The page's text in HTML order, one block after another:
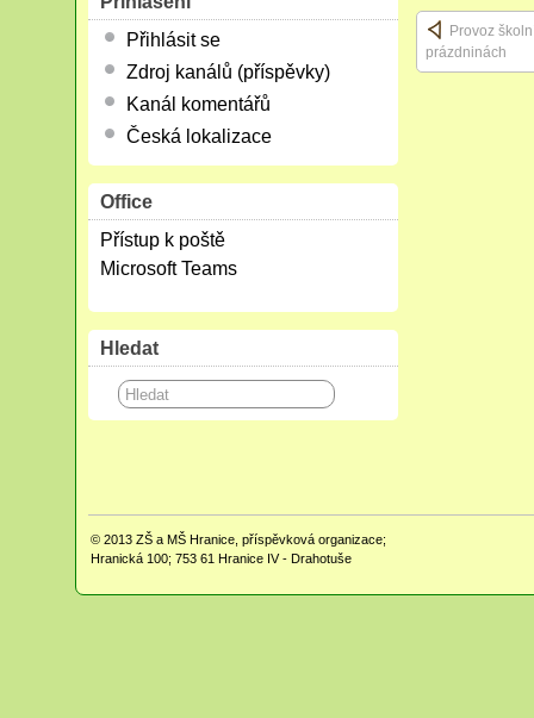
Provoz
prázdninách
Přihlásit se
Zdroj kanálů (příspěvky)
Kanál komentářů
Česká lokalizace
Office
Přístup k poště
Microsoft Teams
Hledat
© 2013 ZŠ a MŠ Hranice, příspěvková organizace;
Hranická 100; 753 61 Hranice IV - Drahotuše